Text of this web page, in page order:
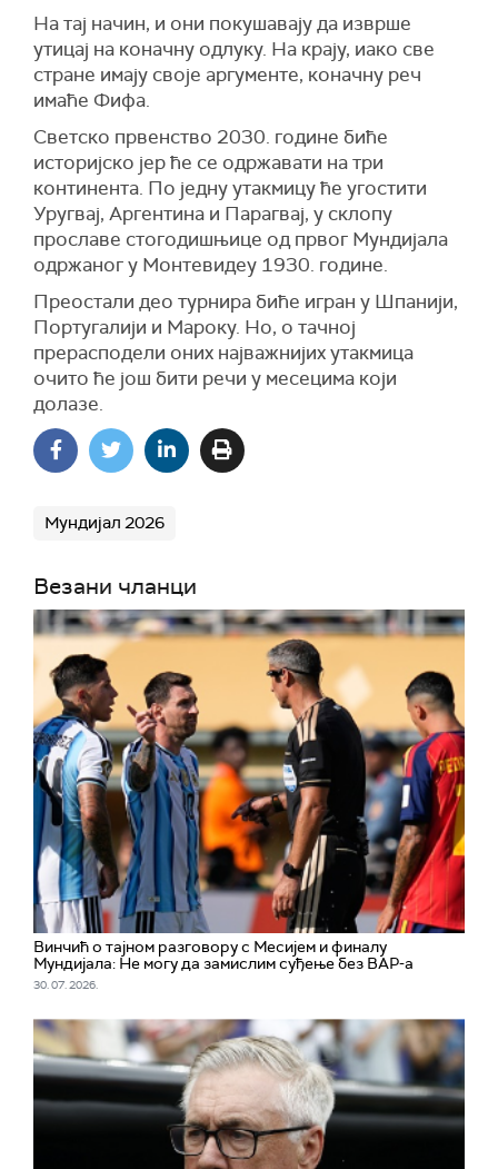
На тај начин, и они покушавају да изврше
утицај на коначну одлуку. На крају, иако све
стране имају своје аргументе, коначну реч
имаће Фифа.
Светско првенство 2030. године биће
историјско јер ће се одржавати на три
континента. По једну утакмицу ће угостити
Уругвај, Аргентина и Парагвај, у склопу
прославе стогодишњице од првог Мундијала
одржаног у Монтевидеу 1930. године.
Преостали део турнира биће игран у Шпанији,
Португалији и Мароку. Но, о тачној
прерасподели оних најважнијих утакмица
очито ће још бити речи у месецима који
долазе.
Мундијал 2026
Везани чланци
Винчић о тајном разговору с Месијем и финалу
Мундијала: Не могу да замислим суђење без ВАР-а
30. 07. 2026.